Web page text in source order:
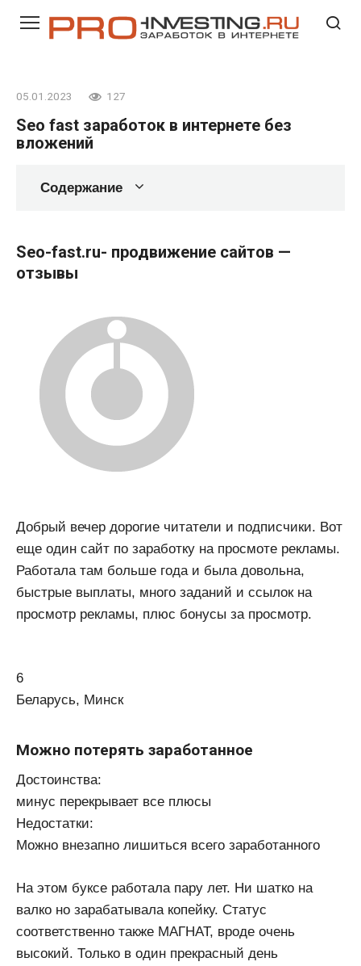
05.01.2023 127
Seo fast заработок в интернете без
вложений
Содержание
Seo-fast.ru- продвижение сайтов —
отзывы
Добрый вечер дорогие читатели и подписчики. Вот
еще один сайт по заработку на просмоте рекламы.
Работала там больше года и была довольна,
быстрые выплаты, много заданий и ссылок на
просмотр рекламы, плюс бонусы за просмотр.
6
Беларусь, Минск
Можно потерять заработанное
Достоинства:
минус перекрывает все плюсы
Недостатки:
Можно внезапно лишиться всего заработанного
На этом буксе работала пару лет. Ни шатко на
валко но зарабатывала копейку. Статус
соответственно также МАГНАТ, вроде очень
высокий. Только в один прекрасный день